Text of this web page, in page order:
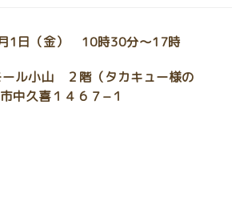
1日（金） 10時30分～17時
ール小山 ２階（タカキュー様の
中久喜１４６７−１